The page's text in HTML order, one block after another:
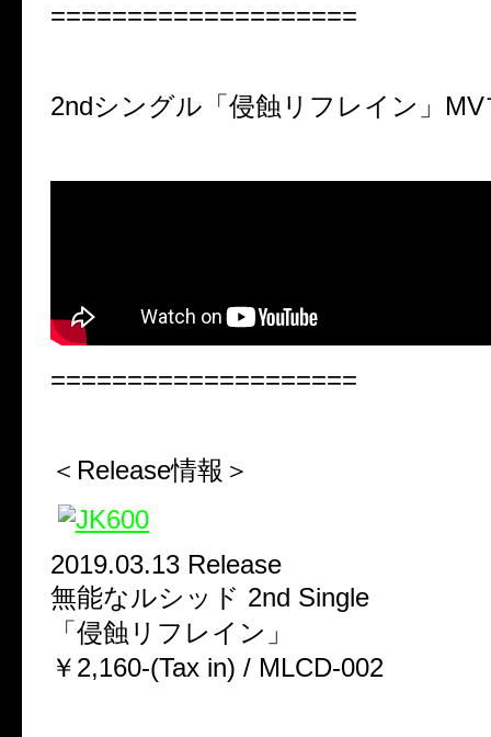
====================
2ndシングル「侵蝕リフレイン」
====================
＜Release情報＞
2019.03.13 Release
無能なルシッド 2nd Single
「侵蝕リフレイン」
￥2,160-(Tax in) / MLCD-002